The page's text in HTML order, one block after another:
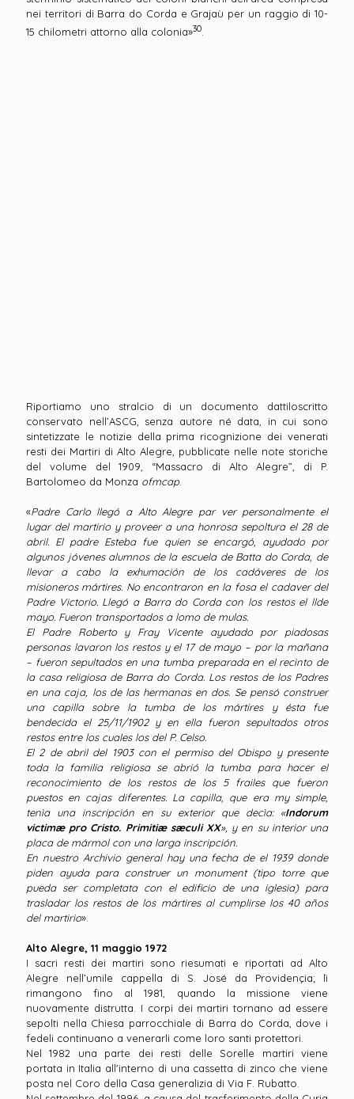
nei territori di Barra do Corda e Grajaù per un raggio di 10-
15 chilometri attorno alla colonia»30.
Riportiamo uno stralcio di un documento dattiloscritto
conservato nell’ASCG, senza autore né data, in cui sono
sintetizzate le notizie della prima ricognizione dei venerati
resti dei Martiri di Alto Alegre, pubblicate nelle note storiche
del volume del 1909, “Massacro di Alto Alegre”, di P.
Bartolomeo da Monza ofmcap.
«Padre Carlo llegó a Alto Alegre par ver personalmente el
lugar del martirio y proveer a una honrosa sepoltura el 28 de
abril. El padre Esteba fue quien se encargó, ayudado por
algunos jóvenes alumnos de la escuela de Batta do Corda, de
llevar a cabo la exhumación de los cadáveres de los
misioneros mártires. No encontraron en la fosa el cadaver del
Padre Victorio. Llegó a Barra do Corda con los restos el llde
mayo. Fueron transportados a lomo de mulas.
El Padre Roberto y Fray Vicente ayudado por piadosas
personas lavaron los restos y el 17 de mayo – por la mañana
– fueron sepultados en una tumba preparada en el recinto de
la casa religiosa de Barra do Corda. Los restos de los Padres
en una caja, los de las hermanas en dos. Se pensó construer
una capilla sobre la tumba de los mártires y ésta fue
bendecida el 25/11/1902 y en ella fueron sepultados otros
restos entre los cuales los del P. Celso.
El 2 de abril del 1903 con el permiso del Obispo y presente
toda la familia religiosa se abrió la tumba para hacer el
reconocimiento de los restos de los 5 frailes que fueron
puestos en cajas diferentes. La capilla, que era my simple,
tenìa una inscripción en su exterior que decìa: «Indorum
victimæ pro Cristo. Primitiæ sæculi XX», y en su interior una
placa de mármol con una larga inscripción.
En nuestro Archivio general hay una fecha de el 1939 donde
piden ayuda para construer un monument (tipo torre que
pueda ser completata con el edificio de una iglesia) para
trasladar los restos de los mártires al cumplirse los 40 años
del martirio».
Alto Alegre, 11 maggio 1972
I sacri resti dei martiri sono riesumati e riportati ad Alto
Alegre nell’umile cappella di S. José da Providençia; lì
rimangono fino al 1981, quando la missione viene
nuovamente distrutta. I corpi dei martiri tornano ad essere
sepolti nella Chiesa parrocchiale di Barra do Corda, dove i
fedeli continuano a venerarli come loro santi protettori.
Nel 1982 una parte dei resti delle Sorelle martiri viene
portata in Italia all'interno di una cassetta di zinco che viene
posta nel Coro della Casa generalizia di Via F. Rubatto.